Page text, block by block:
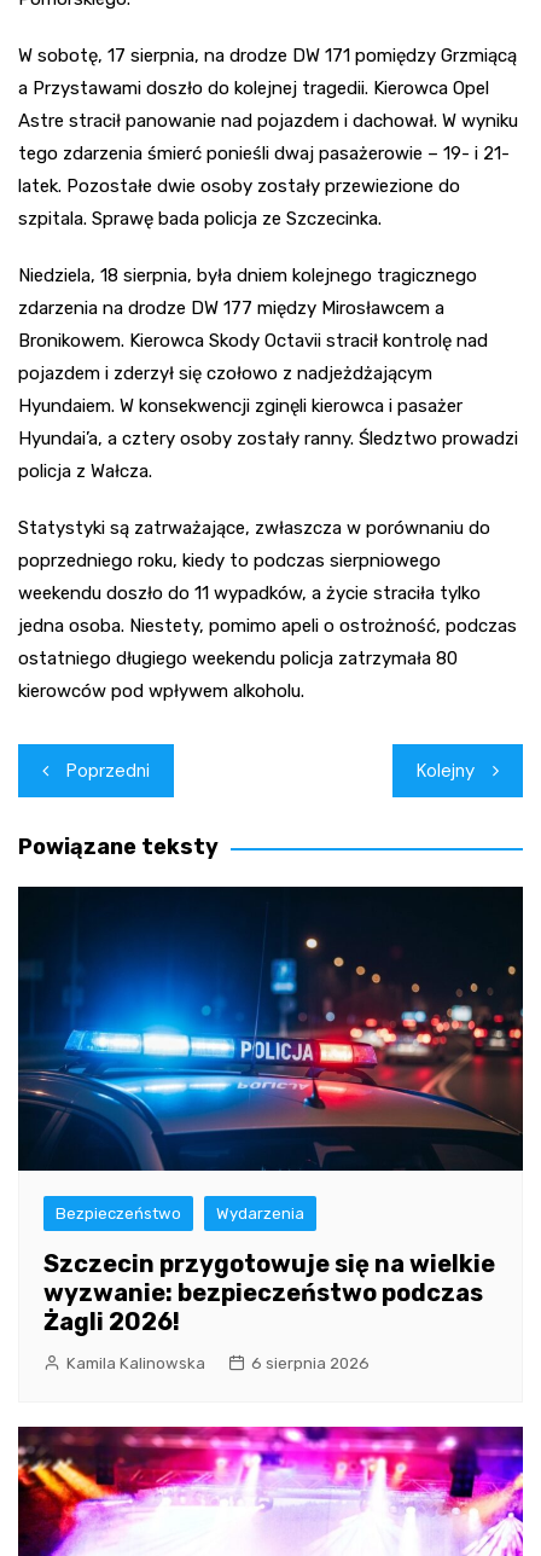
W sobotę, 17 sierpnia, na drodze DW 171 pomiędzy Grzmiącą
a Przystawami doszło do kolejnej tragedii. Kierowca Opel
Astre stracił panowanie nad pojazdem i dachował. W wyniku
tego zdarzenia śmierć ponieśli dwaj pasażerowie – 19- i 21-
latek. Pozostałe dwie osoby zostały przewiezione do
szpitala. Sprawę bada policja ze Szczecinka.
Niedziela, 18 sierpnia, była dniem kolejnego tragicznego
zdarzenia na drodze DW 177 między Mirosławcem a
Bronikowem. Kierowca Skody Octavii stracił kontrolę nad
pojazdem i zderzył się czołowo z nadjeżdżającym
Hyundaiem. W konsekwencji zginęli kierowca i pasażer
Hyundai’a, a cztery osoby zostały ranny. Śledztwo prowadzi
policja z Wałcza.
Statystyki są zatrważające, zwłaszcza w porównaniu do
poprzedniego roku, kiedy to podczas sierpniowego
weekendu doszło do 11 wypadków, a życie straciła tylko
jedna osoba. Niestety, pomimo apeli o ostrożność, podczas
ostatniego długiego weekendu policja zatrzymała 80
kierowców pod wpływem alkoholu.
Nawigacja
wpisu
Poprzedni Kolejny
Powiązane teksty
Bezpieczeństwo Wydarzenia
Szczecin przygotowuje się na wielkie
wyzwanie: bezpieczeństwo podczas
Żagli 2026!
Kamila Kalinowska 6 sierpnia 2026